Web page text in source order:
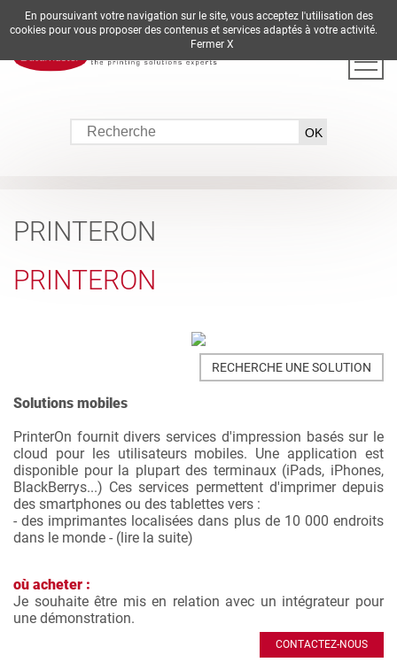
DE EN ES FR IT
PRINTERON
PRINTERON
RECHERCHE UNE SOLUTION
Solutions mobiles
PrinterOn fournit divers services d'impression basés sur le
cloud pour les utilisateurs mobiles. Une application est
disponible pour la plupart des terminaux (iPads, iPhones,
BlackBerrys...) Ces services permettent d'imprimer depuis
des smartphones ou des tablettes vers :
- des imprimantes localisées dans plus de 10 000 endroits
dans le monde - (lire la suite)
où acheter :
Je souhaite être mis en relation avec un intégrateur pour
une démonstration.
CONTACTEZ-NOUS
En poursuivant votre navigation sur le site, vous acceptez l'utilisation des
cookies pour vous proposer des contenus et services adaptés à votre activité.
Fermer X